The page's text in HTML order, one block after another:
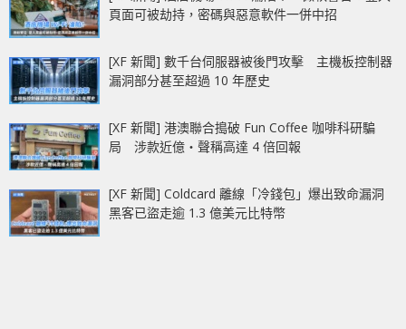
頁面可被劫持，密碼與惡意軟件一併中招
[XF 新聞] 數千台伺服器被後門攻擊 主機板控制器
漏洞部分甚至超過 10 年歷史
[XF 新聞] 港澳聯合搗破 Fun Coffee 咖啡科研騙
局 涉款近億‧聲稱高達 4 倍回報
[XF 新聞] Coldcard 離線「冷錢包」爆出致命漏洞
黑客已盜走逾 1.3 億美元比特幣